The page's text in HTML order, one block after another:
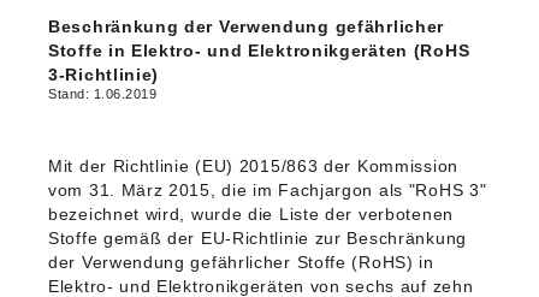
Beschränkung der Verwendung gefährlicher
Stoffe in Elektro- und Elektronikgeräten (RoHS
3-Richtlinie)
Stand: 1.06.2019
Mit der Richtlinie (EU) 2015/863 der Kommission
vom 31. März 2015, die im Fachjargon als "RoHS 3"
bezeichnet wird, wurde die Liste der verbotenen
Stoffe gemäß der EU-Richtlinie zur Beschränkung
der Verwendung gefährlicher Stoffe (RoHS) in
Elektro- und Elektronikgeräten von sechs auf zehn